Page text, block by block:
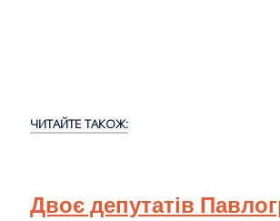
ЧИТАЙТЕ ТАКОЖ:
Двоє депутатів